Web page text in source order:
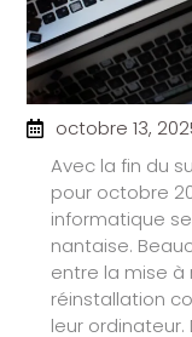
octobre 13,
Avec la fin du
pour octobre
informatique
nantaise.
entre la mise à
réinstallation
leur